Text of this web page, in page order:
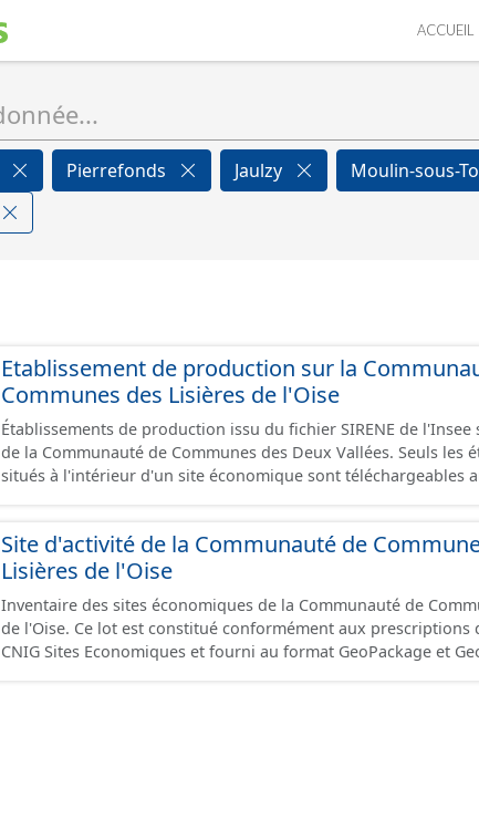
ACCUEIL
Pierrefonds Jaulzy Moulin-sous-
Etablissement de production sur la
Communes des Lisières de l'Oise
Établissements de production issu du fichier SIRENE de
de la Communauté de Communes des Deux Vallées. Seuls les établissements
situés à l'intérieur d'un site économique sont téléchargeables
terrains à vocation économique à ce jour. Il est filtré au-delà
du CNIG se limitant aux SCI.
Site d'activité de la Communauté de
Lisières de l'Oise
Inventaire des sites économiques de la Communauté de
de l'Oise. Ce lot est constitué conformément aux prescriptions
CNIG Sites Economiques et fourni au format GeoPackage et